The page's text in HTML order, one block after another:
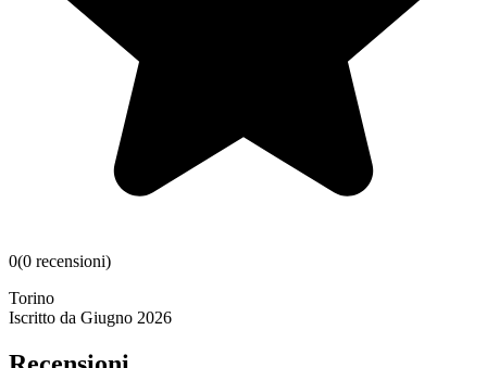
0(0 recensioni)
Torino
Iscritto da Giugno 2026